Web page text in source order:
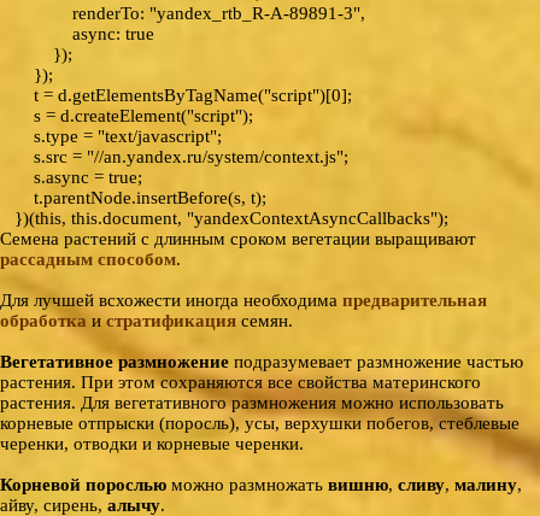
renderTo: "yandex_rtb_R-A-89891-3",
async: true
});
});
t = d.getElementsByTagName("script")[0];
s = d.createElement("script");
s.type = "text/javascript";
s.src = "//an.yandex.ru/system/context.js";
s.async = true;
t.parentNode.insertBefore(s, t);
})(this, this.document, "yandexContextAsyncCallbacks");
Семена растений с длинным сроком вегетации выращивают
рассадным способом.
Для лучшей всхожести иногда необходима предварительная
обработка и стратификация семян.
Вегетативное размножение подразумевает размножение частью
растения. При этом сохраняются все свойства материнского
растения. Для вегетативного размножения можно использовать
корневые отпрыски (поросль), усы, верхушки побегов, стеблевые
черенки, отводки и корневые черенки.
Корневой порослью можно размножать вишню, сливу, малину,
айву, сирень, алычу.